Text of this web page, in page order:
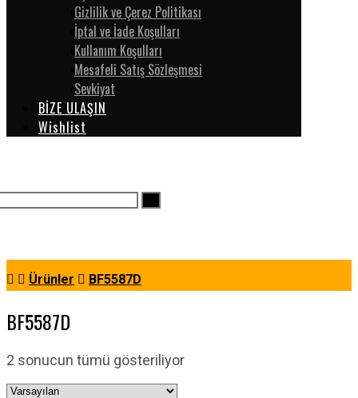
Gizlilik ve Çerez Politikası
İptal ve İade Koşulları
Kullanım Koşulları
Mesafeli Satış Sözleşmesi
Sevkiyat
BİZE ULAŞIN
Wishlist
Ürünler BF5587D
BF5587D
2 sonucun tümü gösteriliyor